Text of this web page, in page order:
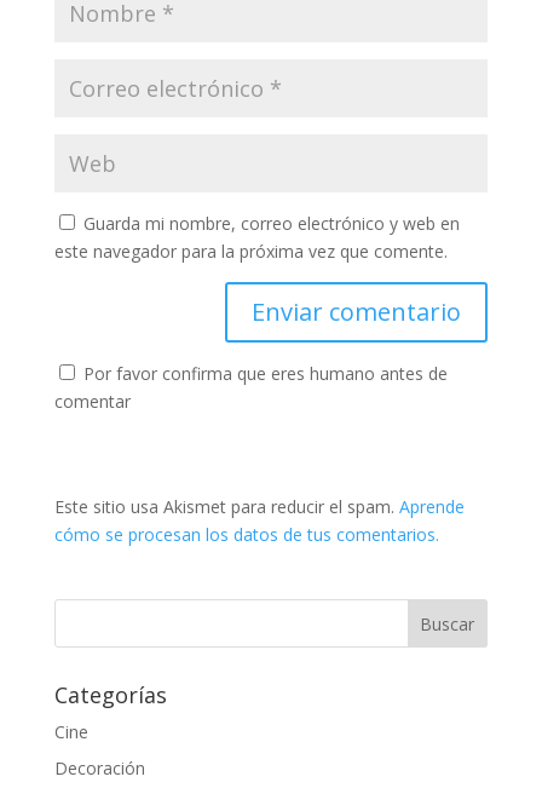
Guarda mi nombre, correo electrónico y web en
este navegador para la próxima vez que comente.
Por favor confirma que eres humano antes de
comentar
Este sitio usa Akismet para reducir el spam. Aprende
cómo se procesan los datos de tus comentarios.
Categorías
Cine
Decoración